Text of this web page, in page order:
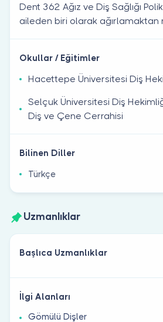
Dent 362 Ağız ve Diş Sağlığı
aileden biri olarak ağırlamaktan
Okullar / Eğitimler
Hacettepe Üniversitesi Diş
Selçuk Üniversitesi Diş
Diş ve Çene Cerrahisi
Bilinen Diller
Türkçe
Uzmanlıklar
Başlıca Uzmanlıklar
İlgi Alanları
Gömülü Dişler